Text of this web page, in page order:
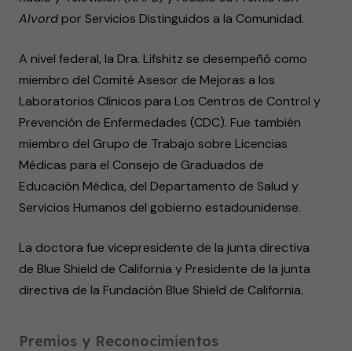
Alvordpor Servicios Distinguidos a la Comunidad.
A nivel federal, la Dra. Lifshitz se desempeñó como
miembro del Comité Asesor de Mejoras a los
Laboratorios Clínicos para Los Centros de Control y
Prevención de Enfermedades (CDC). Fue también
miembro del Grupo de Trabajo sobre Licencias
Médicas para el Consejo de Graduados de
Educación Médica, del Departamento de Salud y
Servicios Humanos del gobierno estadounidense.
La doctora fue vicepresidente de la junta directiva
de Blue Shield de California y Presidente de la junta
directiva de la Fundación Blue Shield de California.
Premios y Reconocimientos